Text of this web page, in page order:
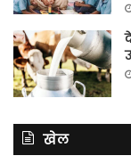
खेल